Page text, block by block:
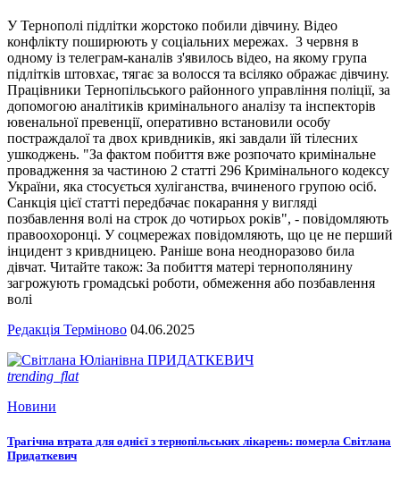
У Тернополі підлітки жорстоко побили дівчину. Відео
конфлікту поширюють у соціальних мережах. 3 червня в
одному із телеграм-каналів з'явилось відео, на якому група
підлітків штовхає, тягає за волосся та всіляко ображає дівчину.
Працівники Тернопільського районного управління поліції, за
допомогою аналітиків кримінального аналізу та інспекторів
ювенальної превенції, оперативно встановили особу
постраждалої та двох кривдників, які завдали їй тілесних
ушкоджень. "За фактом побиття вже розпочато кримінальне
провадження за частиною 2 статті 296 Кримінального кодексу
України, яка стосується хуліганства, вчиненого групою осіб.
Санкція цієї статті передбачає покарання у вигляді
позбавлення волі на строк до чотирьох років", - повідомляють
правоохоронці. У соцмережах повідомляють, що це не перший
інцидент з кривдницею. Раніше вона неодноразово била
дівчат. Читайте також: За побиття матері тернополянину
загрожують громадські роботи, обмеження або позбавлення
волі
Редакція Терміново 04.06.2025
trending_flat
Новини
Трагічна втрата для однієї з тернопільських лікарень: померла Світлана
Придаткевич